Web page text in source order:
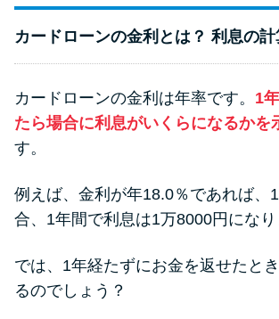
カードローンの金利とは？ 利息の
カードローンの金利は年率です。 1
たら場合に利息がいくらになるかを
す。
例えば、金利が年18.0％であれば、
合、1年間で利息は1万8000円になり
では、1年経たずにお金を返せたと
るのでしょう？